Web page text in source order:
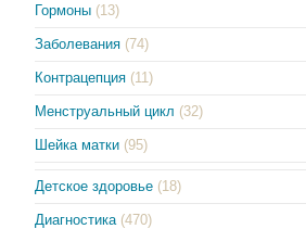
Гормоны (13)
Заболевания (74)
Контрацепция (11)
Менструальный цикл (32)
Шейка матки (95)
Детское здоровье (18)
Диагностика (470)